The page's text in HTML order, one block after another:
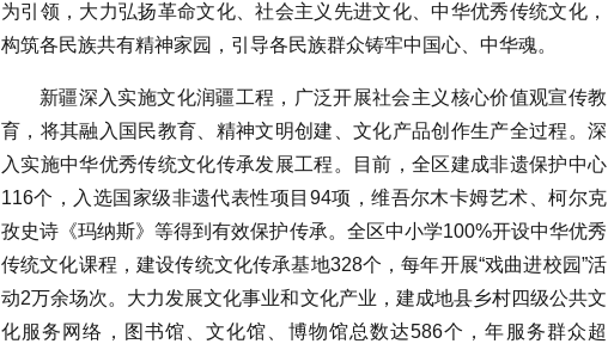
为引领，大力弘扬革命文化、社会主义先进文化、中华优秀传统文化，
构筑各民族共有精神家园，引导各民族群众铸牢中国心、中华魂。
新疆深入实施文化润疆工程，广泛开展社会主义核心价值观宣传教
育，将其融入国民教育、精神文明创建、文化产品创作生产全过程。深
入实施中华优秀传统文化传承发展工程。目前，全区建成非遗保护中心
116个，入选国家级非遗代表性项目94项，维吾尔木卡姆艺术、柯尔克
孜史诗《玛纳斯》等得到有效保护传承。全区中小学100%开设中华优秀
传统文化课程，建设传统文化传承基地328个，每年开展“戏曲进校园”活
动2万余场次。大力发展文化事业和文化产业，建成地县乡村四级公共文
化服务网络，图书馆、文化馆、博物馆总数达586个，年服务群众超